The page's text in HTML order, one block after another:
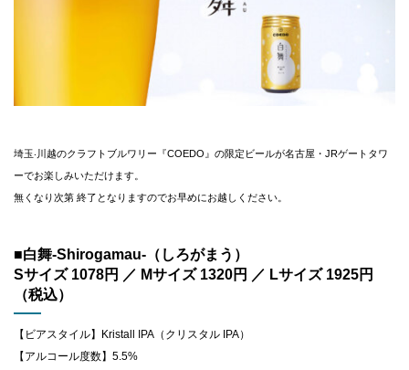
埼⽟‧川越のクラフトブルワリー『COEDO』の限定ビールが名古屋・JRゲートタワ
ーでお楽しみいただけます。
無くなり次第 終了となりますのでお早めにお越しください。
■白舞-Shirogamau-（しろがまう）
Sサイズ 1078円 ／ Mサイズ 1320円 ／ Lサイズ 1925円
（税込）
【ビアスタイル】Kristall IPA（クリスタル IPA）
【アルコール度数】5.5%